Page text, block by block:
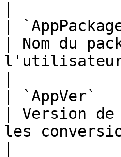
|
| Nom du
|
| Version
les